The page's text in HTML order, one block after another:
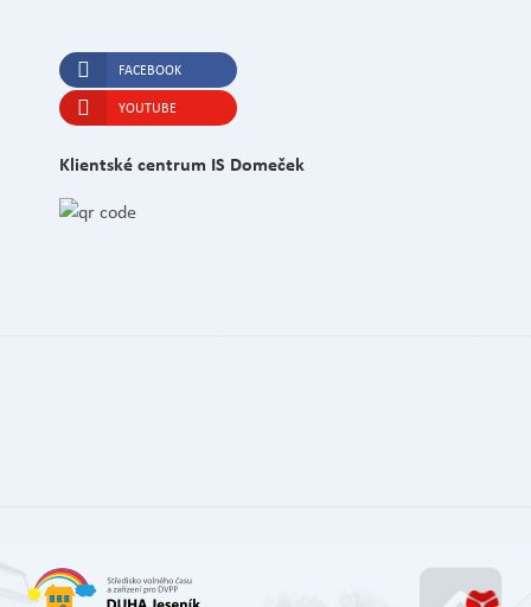
FACEBOOK
YOUTUBE
Klientské centrum IS Domeček